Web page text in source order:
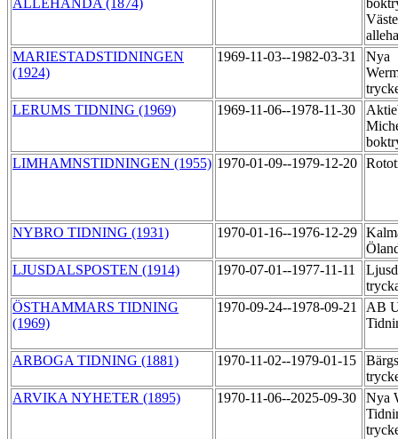
ALLEHANDA (1874)
MARIESTADSTIDNINGEN
(1924)
1969-11-03--1982-03-31
Nya
LERUMS TIDNING (1969)
1969-11-06--1978-11-30
LIMHAMNSTIDNINGEN (1955) 1970-01-09--1979-12-20
NYBRO TIDNING (1931) 1970-01-16--1976-12-29
LJUSDALSPOSTEN (1914)
1970-07-01--1977-11-11
ÖSTHAMMARS TIDNING
(1969)
1970-09-24--1978-09-21
AB
ARBOGA TIDNING (1881) 1970-11-02--1979-01-15
ARVIKA NYHETER (1895)
1970-11-06--2025-09-30
Nya